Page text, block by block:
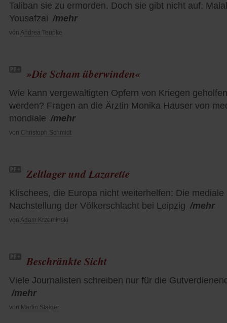
Taliban sie zu ermorden. Doch sie gibt nicht auf:
Yousafzai /mehr
von Andrea Teupke
»Die Scham überwinden«
Wie kann vergewaltigten Opfern von Kriegen geholfen
werden? Fragen an die Ärztin Monika Hauser von
mondiale /mehr
von Christoph Schmidt
Zeltlager und Lazarette
Klischees, die Europa nicht weiterhelfen: Die mediale
Nachstellung der Völkerschlacht bei Leipzig /mehr
von Adam Krzeminski
Beschränkte Sicht
Viele Journalisten schreiben nur für die
/mehr
von Martin Staiger